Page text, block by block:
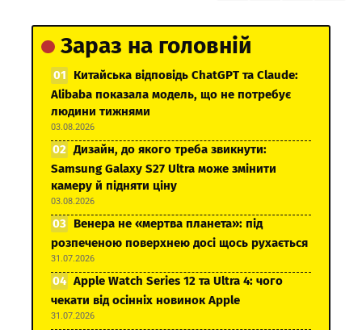
Зараз на головній
Китайська відповідь ChatGPT та Claude:
Alibaba показала модель, що не потребує
людини тижнями
03.08.2026
Дизайн, до якого треба звикнути:
Samsung Galaxy S27 Ultra може змінити
камеру й підняти ціну
03.08.2026
Венера не «мертва планета»: під
розпеченою поверхнею досі щось рухається
31.07.2026
Apple Watch Series 12 та Ultra 4: чого
чекати від осінніх новинок Apple
31.07.2026